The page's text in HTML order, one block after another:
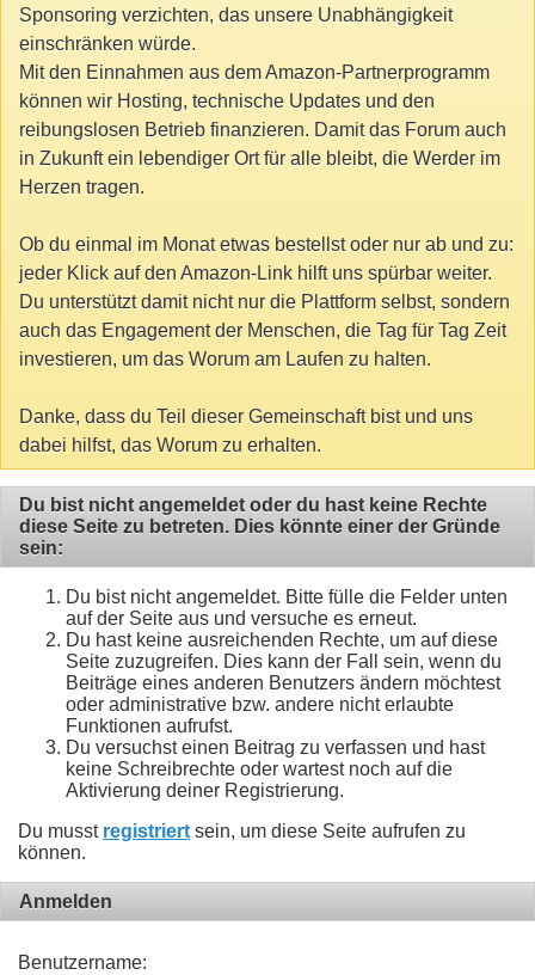
Sponsoring verzichten, das unsere Unabhängigkeit
einschränken würde.
Mit den Einnahmen aus dem Amazon-Partnerprogramm
können wir Hosting, technische Updates und den
reibungslosen Betrieb finanzieren. Damit das Forum auch
in Zukunft ein lebendiger Ort für alle bleibt, die Werder im
Herzen tragen.
Ob du einmal im Monat etwas bestellst oder nur ab und zu:
jeder Klick auf den Amazon-Link hilft uns spürbar weiter.
Du unterstützt damit nicht nur die Plattform selbst, sondern
auch das Engagement der Menschen, die Tag für Tag Zeit
investieren, um das Worum am Laufen zu halten.
Danke, dass du Teil dieser Gemeinschaft bist und uns
dabei hilfst, das Worum zu erhalten.
Du bist nicht angemeldet oder du hast keine Rechte
diese Seite zu betreten. Dies könnte einer der Gründe
sein:
Du bist nicht angemeldet. Bitte fülle die Felder unten
auf der Seite aus und versuche es erneut.
Du hast keine ausreichenden Rechte, um auf diese
Seite zuzugreifen. Dies kann der Fall sein, wenn du
Beiträge eines anderen Benutzers ändern möchtest
oder administrative bzw. andere nicht erlaubte
Funktionen aufrufst.
Du versuchst einen Beitrag zu verfassen und hast
keine Schreibrechte oder wartest noch auf die
Aktivierung deiner Registrierung.
Du musst registriert sein, um diese Seite aufrufen zu
können.
Anmelden
Benutzername: